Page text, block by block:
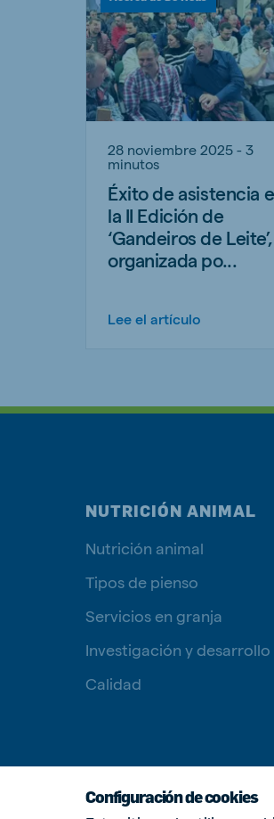
Configuración de cookies
28 noviembre 2025 - 3
minutos
Éxito de asistencia
la II Edición de
‘Gandeiros de Leite’,
organizada po...
Lee el artículo
NUTRICIÓN ANIMAL
Nutrición animal
Tipos de pienso
Servicios en granja
Investigación y desarrollo
Calidad